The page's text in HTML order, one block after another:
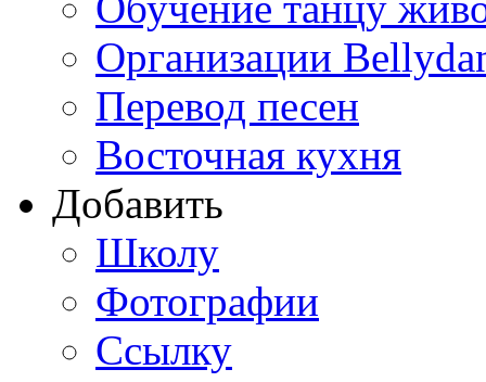
Организации
Перевод песен
Восточная кухня
Добавить
Школу
Фотографии
Ссылку